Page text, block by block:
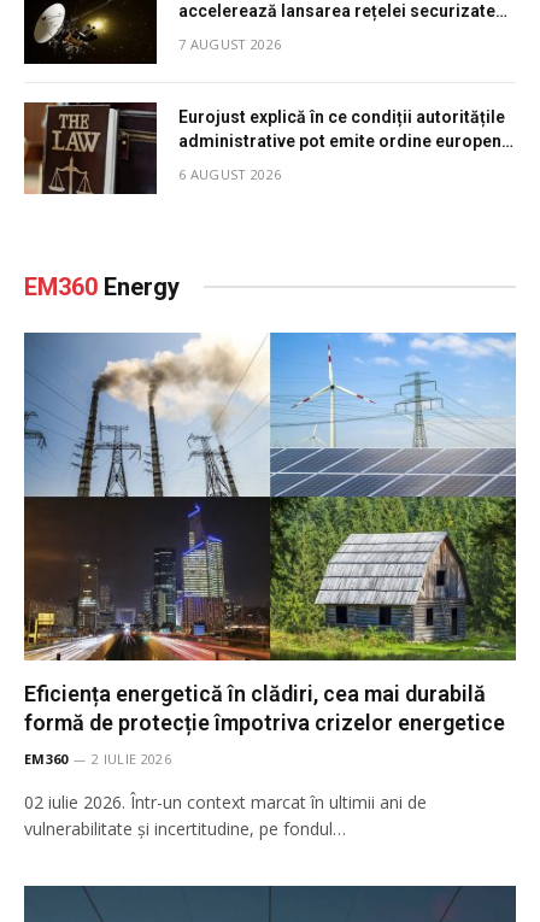
accelerează lansarea rețelei securizate
7 AUGUST 2026
Eurojust explică în ce condiții autoritățile
administrative pot emite ordine europene
6 AUGUST 2026
EM360 Energy
Eficiența energetică în clădiri, cea mai durabilă
formă de protecție împotriva crizelor energetice
EM360 2 IULIE 2026
02 iulie 2026. Într-un context marcat în ultimii ani de
vulnerabilitate și incertitudine, pe fondul…